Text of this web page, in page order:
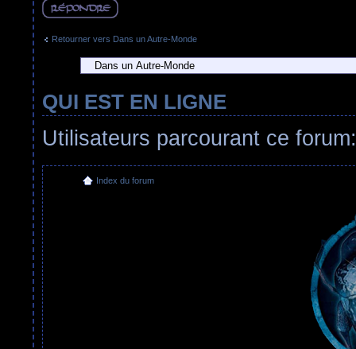
Retourner vers Dans un Autre-Monde
QUI EST EN LIGNE
Utilisateurs parcourant ce
Index du forum